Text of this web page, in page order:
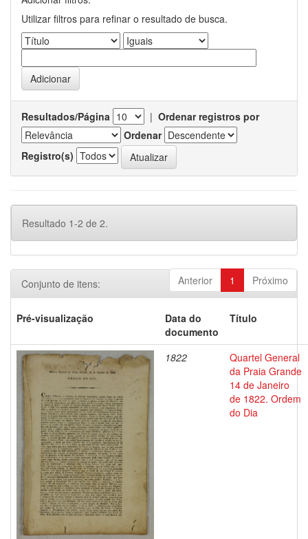
Utilizar filtros para refinar o resultado de busca.
Resultados/Página | Ordenar registros por
Ordenar
Registro(s)
Resultado 1-2 de 2.
Anterior 1 Próximo
Conjunto de itens:
Pré-visualização
Data do
documento
Título
1822
Quartel General
da Praia Grande
14 de Janeiro
de 1822. Ordem
do Dia